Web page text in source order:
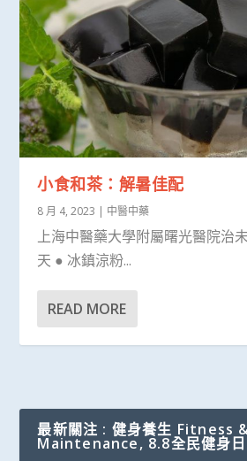
小食和茶：解暑佳配
8 月 4, 2023 | 中醫中藥
上海中醫藥大學附屬曙光醫院治
天 ● 冰鎮涼粉...
READ MORE
最新關注 : 健身養生 Fitness
Maintenance, 8.8全民健身日